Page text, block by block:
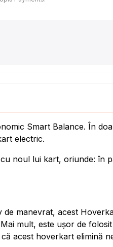
Smart Balance. În
electric.
noul lui kart, oriunde: în
manevrat, acest
mult, este ușor de
acest hoverkart elimină